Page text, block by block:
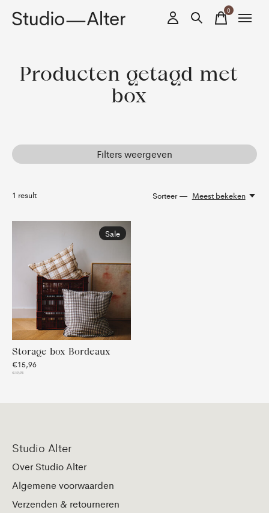
0items
Producten getagd met
box
Filters weergeven
1 result Sorteer — Meest bekeken
Sale
Storage box Bordeaux
€15,96
€19,95
Studio Alter
Over Studio Alter
Algemene voorwaarden
Verzenden & retourneren